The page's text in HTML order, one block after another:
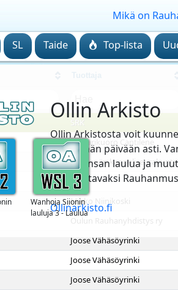
Mikä on
SL Taide Top-lista
Ollin Arkisto
Ollin Arkistosta voit
1949 tähän päivään asti.
seurakansan laulua ja
kuunneltavaksi
Ollinarkisto.fi
Wanhoja Siionin
lauluja 3 - Laulua
suviseuroissa
SRK
Kamarikuoro Cantilene
Pyhännän kappeliseurakunta
SRK
Mikko Niinikoski
Oulun Rauhanyhdistys ry
Joose Vähäsöyrinki
Joose Vähäsöyrinki
Joose Vähäsöyrinki